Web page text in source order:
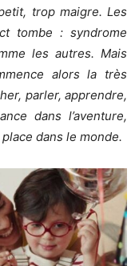
trop maigre. Les
tombe : syndrome
les autres. Mais
alors la très
parler, apprendre,
dans l’aventure,
dans le monde.